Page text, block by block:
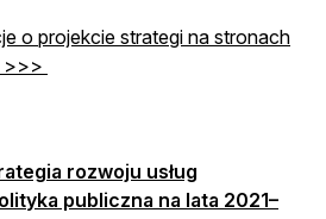
o projekcie strategi na stronach
>>>
rozwoju usług
publiczna na lata 2021–